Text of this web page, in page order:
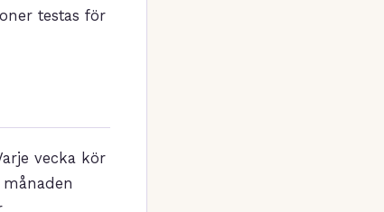
testas för
vecka kör